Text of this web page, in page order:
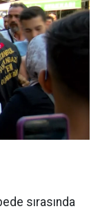
sırasında